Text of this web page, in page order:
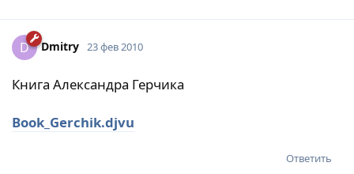
D Dmitry 23 фев 2010
Книга Александра Герчика
Book_Gerchik.djvu
Ответить